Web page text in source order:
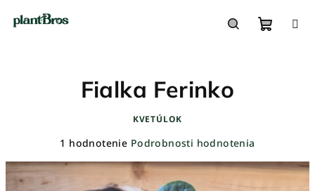
Fialka Ferinko
KVETÚLOK
Priemerné
produktu
1 hodnotenie Podrobnosti hodnotenia